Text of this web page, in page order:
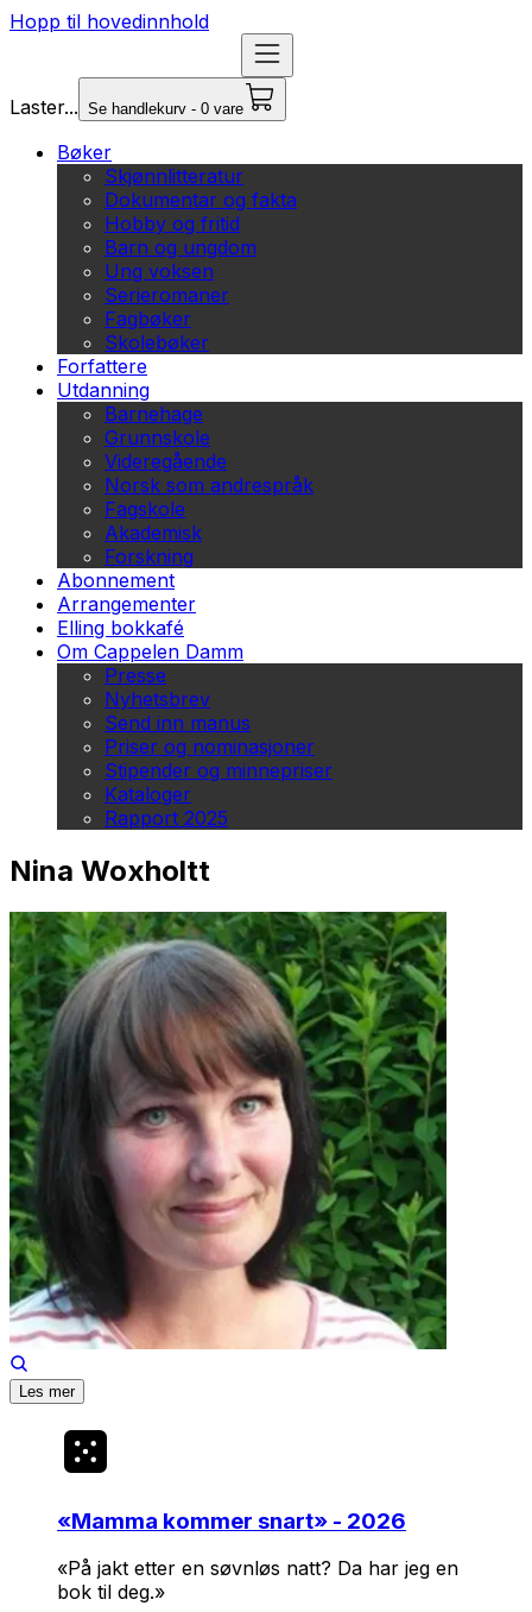
Hopp til hovedinnhold
Laster... Se handlekurv - 0 vare
Bøker
Skjønnlitteratur
Dokumentar og fakta
Hobby og fritid
Barn og ungdom
Ung voksen
Serieromaner
Fagbøker
Skolebøker
Forfattere
Utdanning
Barnehage
Grunnskole
Videregående
Norsk som andrespråk
Fagskole
Akademisk
Forskning
Abonnement
Arrangementer
Elling bokkafé
Om Cappelen Damm
Presse
Nyhetsbrev
Send inn manus
Priser og nominasjoner
Stipender og minnepriser
Kataloger
Rapport 2025
Nina Woxholtt
Les mer
«Mamma kommer snart» - 2026
«På jakt etter en søvn­løs natt? Da har jeg en
bok til deg.»